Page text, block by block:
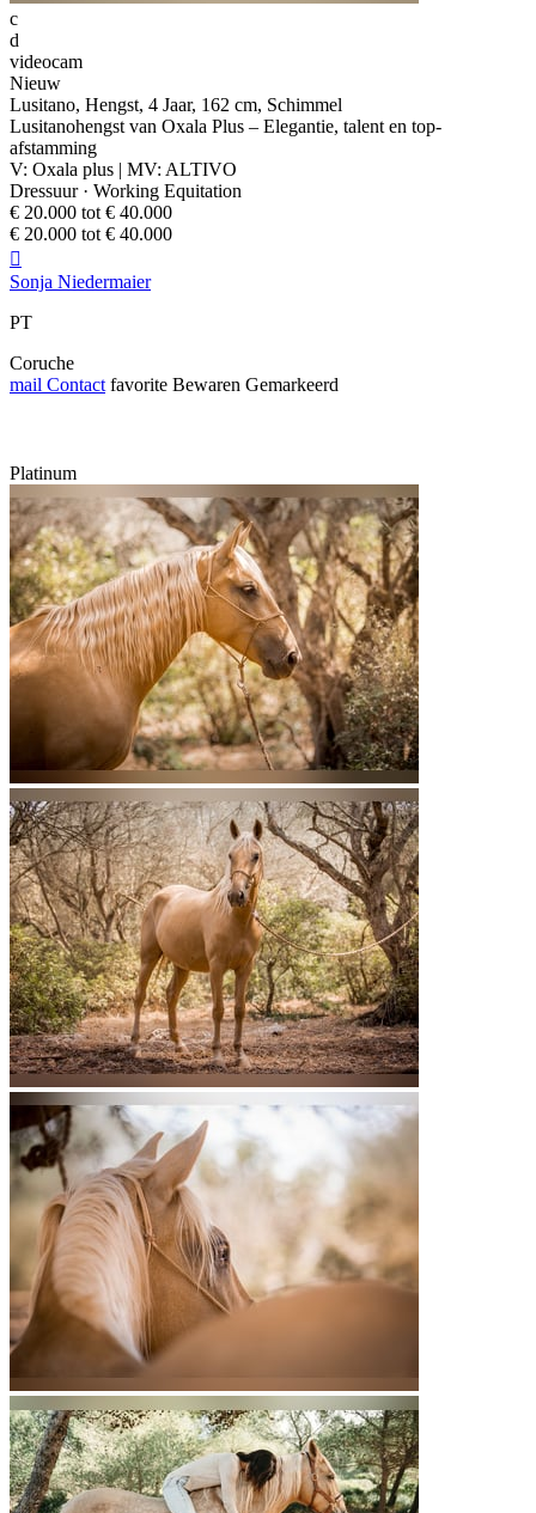
c
d
videocam
Nieuw
Lusitano, Hengst, 4 Jaar, 162 cm, Schimmel
Lusitanohengst van Oxala Plus – Elegantie, talent en top-
afstamming
V: Oxala plus | MV: ALTIVO
Dressuur · Working Equitation
€ 20.000 tot € 40.000
€ 20.000 tot € 40.000

Sonja Niedermaier
PT
Coruche
mail Contact favorite Bewaren Gemarkeerd
Platinum